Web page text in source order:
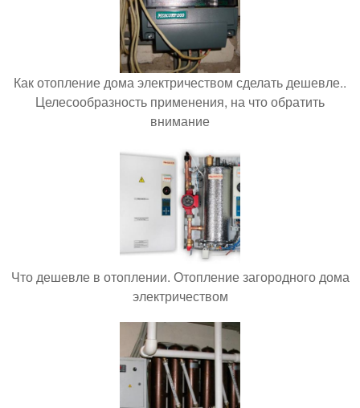
Как отопление дома электричеством сделать дешевле..
Целесообразность применения, на что обратить
внимание
Что дешевле в отоплении. Отопление загородного дома
электричеством